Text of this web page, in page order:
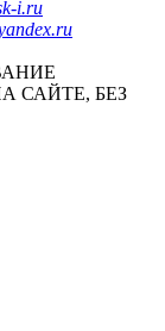
i.ru
САЙТЕ, БЕЗ